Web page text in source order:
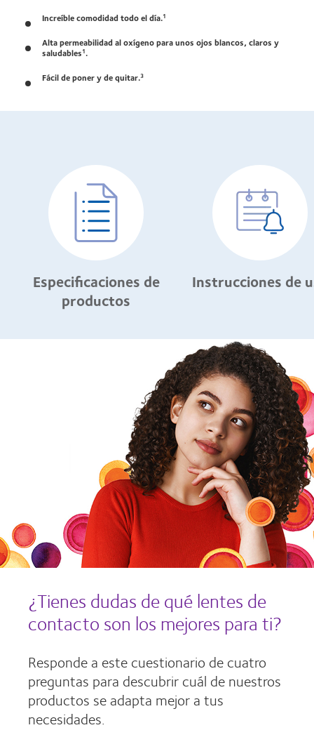
Increíble comodidad todo el día.1
Alta permeabilidad al oxígeno para unos ojos blancos, claros y
saludables1.
Fácil de poner y de quitar.3
Especificaciones de
productos
Instrucciones de
¿Tienes dudas de qué lentes de
contacto son los mejores para ti?
Responde a este cuestionario de cuatro
preguntas para descubrir cuál de nuestros
productos se adapta mejor a tus
necesidades.